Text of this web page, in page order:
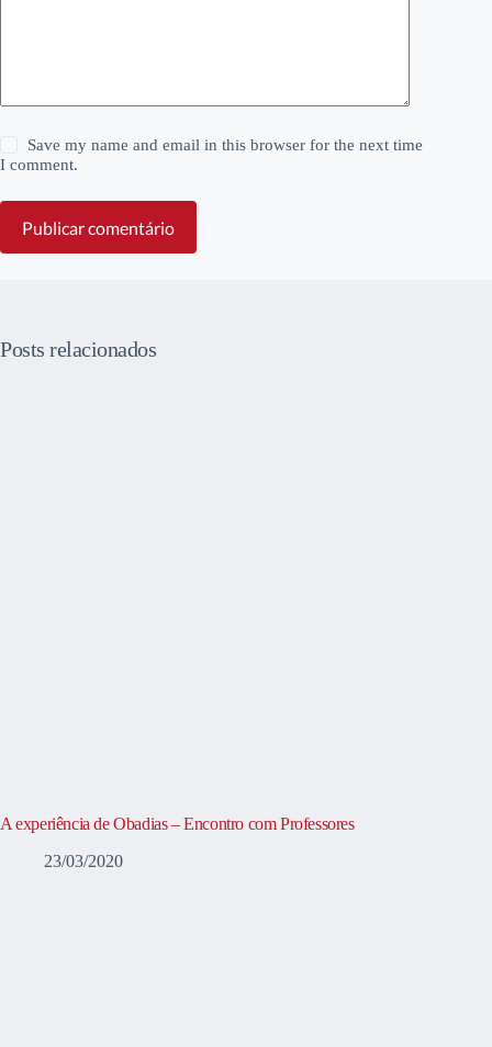
Save my name and email in this browser for the next time
I comment.
Publicar comentário
Posts relacionados
A experiência de Obadias – Encontro com Professores
23/03/2020